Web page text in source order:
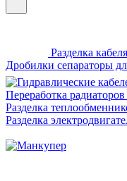
Разделка кабеля
Дробилки сепараторы
Переработка радиаторов
Разделка
Разделка